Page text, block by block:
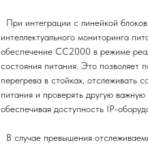
При интеграции с линейкой
интеллектуального мониторинга
обеспечение CC2000 в режиме
состояния питания. Это позволяет
перегрева в стойках, отслеживать
питания и проверять другую
обеспечивая доступность IP-
В случае превышения